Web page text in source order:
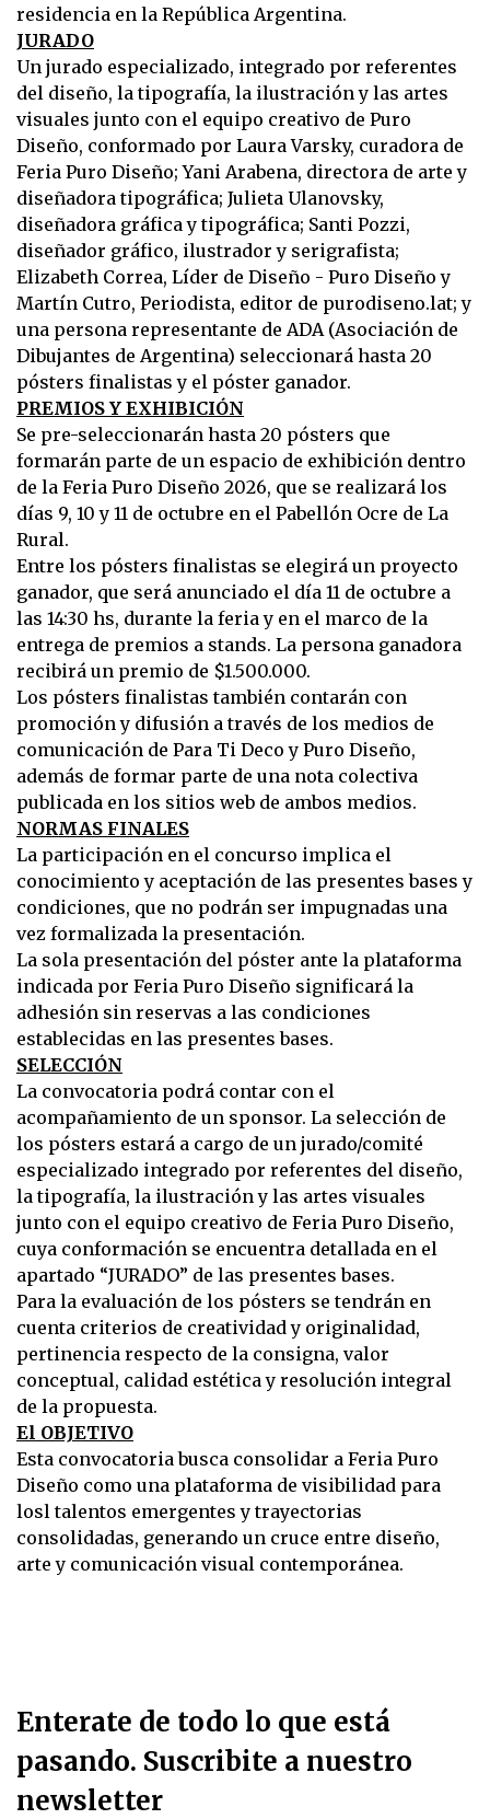
residencia en la República Argentina.
JURADO
Un jurado especializado, integrado por referentes
del diseño, la tipografía, la ilustración y las artes
visuales junto con el equipo creativo de Puro
Diseño, conformado por Laura Varsky, curadora de
Feria Puro Diseño; Yani Arabena, directora de arte y
diseñadora tipográfica; Julieta Ulanovsky,
diseñadora gráfica y tipográfica; Santi Pozzi,
diseñador gráfico, ilustrador y serigrafista;
Elizabeth Correa, Líder de Diseño - Puro Diseño y
Martín Cutro, Periodista, editor de purodiseno.lat; y
una persona representante de ADA (Asociación de
Dibujantes de Argentina) seleccionará hasta 20
pósters finalistas y el póster ganador.
PREMIOS Y EXHIBICIÓN
Se pre-seleccionarán hasta 20 pósters que
formarán parte de un espacio de exhibición dentro
de la Feria Puro Diseño 2026, que se realizará los
días 9, 10 y 11 de octubre en el Pabellón Ocre de La
Rural.
Entre los pósters finalistas se elegirá un proyecto
ganador, que será anunciado el día 11 de octubre a
las 14:30 hs, durante la feria y en el marco de la
entrega de premios a stands. La persona ganadora
recibirá un premio de $1.500.000.
Los pósters finalistas también contarán con
promoción y difusión a través de los medios de
comunicación de Para Ti Deco y Puro Diseño,
además de formar parte de una nota colectiva
publicada en los sitios web de ambos medios.
NORMAS FINALES
La participación en el concurso implica el
conocimiento y aceptación de las presentes bases y
condiciones, que no podrán ser impugnadas una
vez formalizada la presentación.
La sola presentación del póster ante la plataforma
indicada por Feria Puro Diseño significará la
adhesión sin reservas a las condiciones
establecidas en las presentes bases.
SELECCIÓN
La convocatoria podrá contar con el
acompañamiento de un sponsor. La selección de
los pósters estará a cargo de un jurado/comité
especializado integrado por referentes del diseño,
la tipografía, la ilustración y las artes visuales
junto con el equipo creativo de Feria Puro Diseño,
cuya conformación se encuentra detallada en el
apartado “JURADO” de las presentes bases.
Para la evaluación de los pósters se tendrán en
cuenta criterios de creatividad y originalidad,
pertinencia respecto de la consigna, valor
conceptual, calidad estética y resolución integral
de la propuesta.
El OBJETIVO
Esta convocatoria busca consolidar a Feria Puro
Diseño como una plataforma de visibilidad para
losl talentos emergentes y trayectorias
consolidadas, generando un cruce entre diseño,
arte y comunicación visual contemporánea.
Enterate de todo lo que está
pasando. Suscribite a nuestro
newsletter